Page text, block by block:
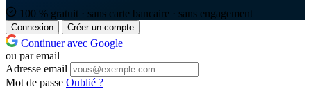
100 % gratuit · sans carte bancaire · sans engagement
Connexion Créer un compte
Continuer avec Google
ou par email
Adresse email
Mot de passe Oublié ?